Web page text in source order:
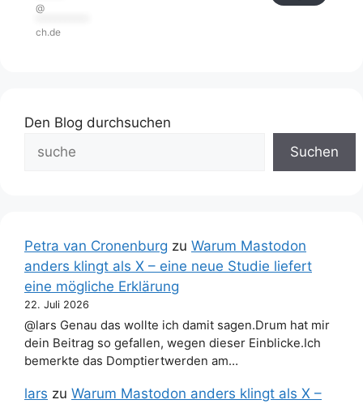
@
ch.de
Den Blog durchsuchen
Suchen
Petra van Cronenburg zu Warum Mastodon
anders klingt als X – eine neue Studie liefert
eine mögliche Erklärung
22. Juli 2026
@lars Genau das wollte ich damit sagen.Drum hat mir
dein Beitrag so gefallen, wegen dieser Einblicke.Ich
bemerkte das Domptiertwerden am…
lars zu Warum Mastodon anders klingt als X –